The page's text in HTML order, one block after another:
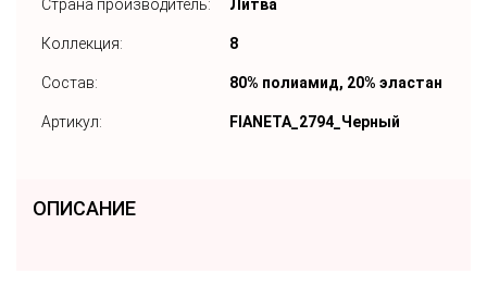
Страна производитель: Литва
Коллекция: 8
Состав: 80% полиамид, 20% эластан
Артикул: FIANETA_2794_Черный
ОПИСАНИЕ